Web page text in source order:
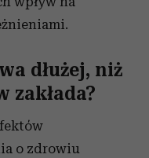
dłużej, niż
zakłada?
o zdrowiu